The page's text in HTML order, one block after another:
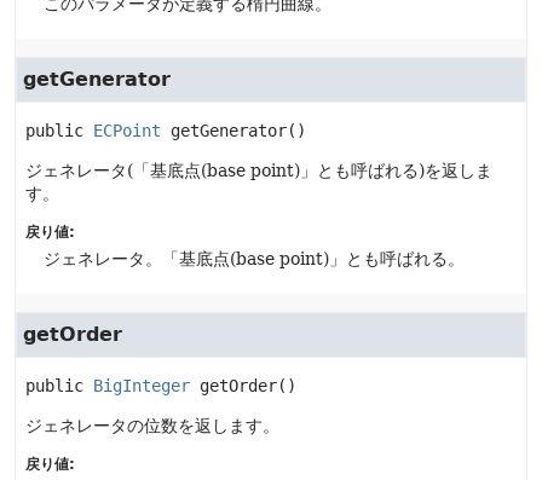
getGenerator
public ECPoint getGenerator()
ジェネレータ(「基底点(base point)」とも呼ばれる)を返しま
す。
戻り値:
ジェネレータ。「基底点(base point)」とも呼ばれる。
getOrder
public BigInteger getOrder()
ジェネレータの位数を返します。
戻り値: